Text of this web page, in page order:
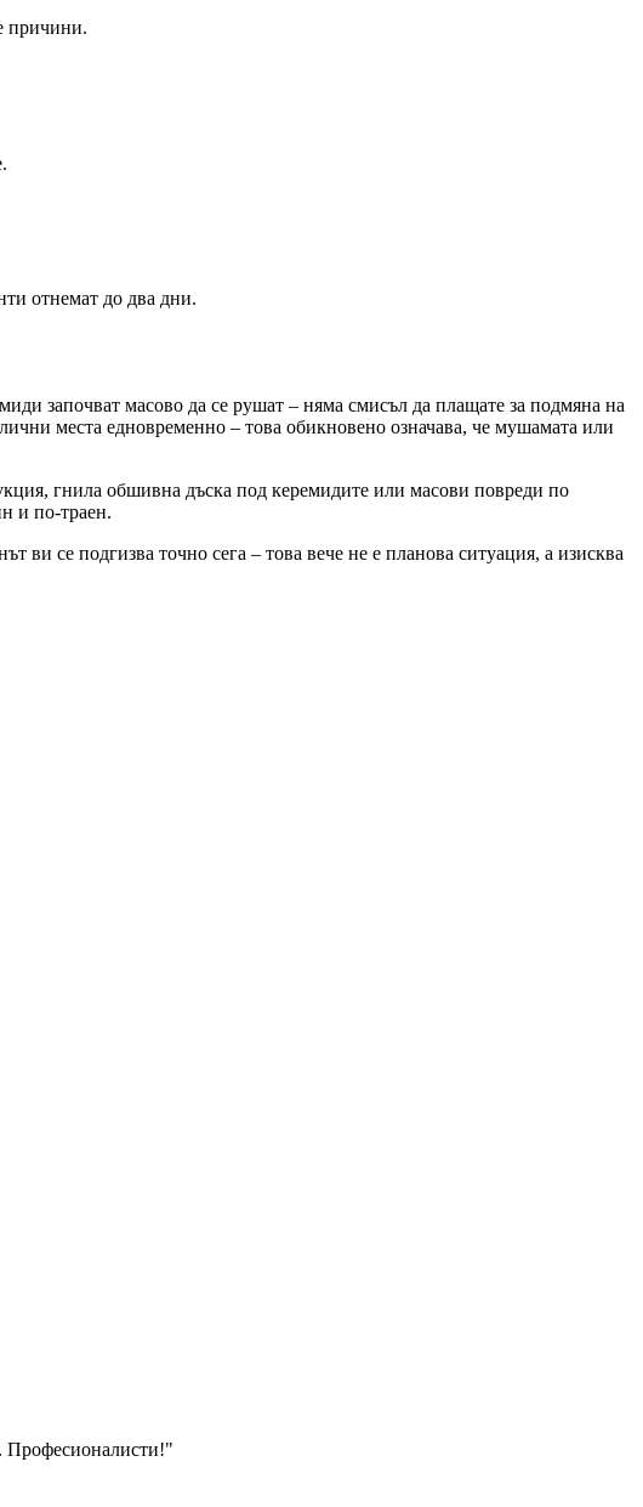
причини.
отнемат до два дни.
започват масово да се рушат – няма смисъл да плащате за подмяна на
места едновременно – това обикновено означава, че мушамата или
гнила обшивна дъска под керемидите или масови повреди по
и по-траен.
ви се подгизва точно сега – това вече не е плановa ситуация, а изисква
Професионалисти!"